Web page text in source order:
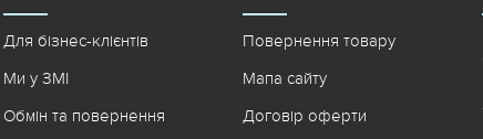
Для бізнес-клієнтів
Ми у ЗМІ
Обмін та повернення
Повернення товару
Мапа сайту
Договір оферти